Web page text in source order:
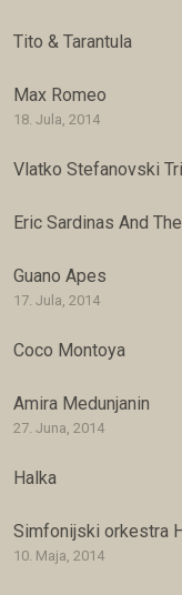
Tito & Tarantula
Max Romeo
18. Jula, 2014
Vlatko Stefanovski
Eric Sardinas And
Guano Apes
17. Jula, 2014
Coco Montoya
Amira Medunjanin
27. Juna, 2014
Halka
Simfonijski orkestra
10. Maja, 2014